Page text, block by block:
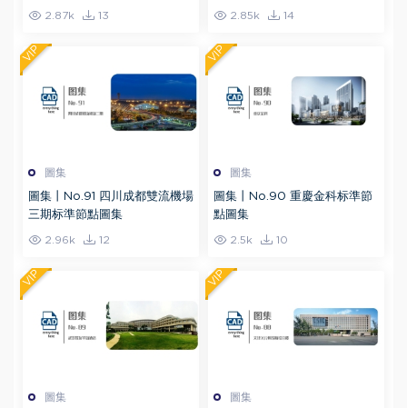
2.87k 13 2.85k 14
圖集
圖集丨No.91 四川成都雙流機場
三期标準節點圖集
2.96k 12
VIP
圖集
圖集丨No.90 重慶金科标準節
點圖集
2.5k 10
VIP
圖集
VIP
圖集
VIP